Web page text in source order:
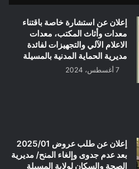
إعلان عن استشارة خاصة باقتناء
معدات وأثاث المكتب، معدات
الاعلام الآلي والتجهيزات لفائدة
مديرية الحماية المدنية بالمسيلة
7 أغسطس، 2024
إعلان عن طلب عروض 2025/01
بعد عدم جدوى وإلغاء المنح/ مديرية
الصحة والسكان لولاية المسيلة